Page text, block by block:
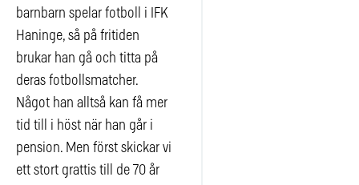
barnbarn spelar fotboll i IFK
Haninge, så på fritiden
brukar han gå och titta på
deras fotbollsmatcher.
Något han alltså kan få mer
tid till i höst när han går i
pension. Men först skickar vi
ett stort grattis till de 70 år